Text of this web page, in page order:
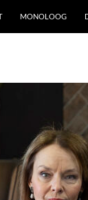
MONOLOOG